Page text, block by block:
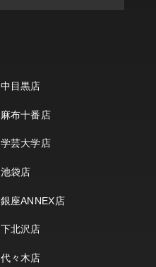
中目黒店
麻布十番店
学芸大学店
池袋店
銀座ANNEX店
下北沢店
代々木店